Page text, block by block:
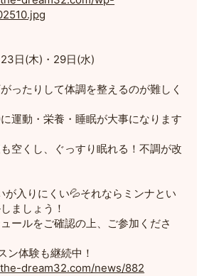
日(木)・29日(水)
ったりして体調を整えるのが難しく
運動・栄養・睡眠が大事になります
空くし、ぐっすり眠れる！不調が改
が入りにくい💦それならミンナとい
ましょう！
ールをご確認の上、ご参加くださ
ン体験も継続中！
dream32.com/news/882